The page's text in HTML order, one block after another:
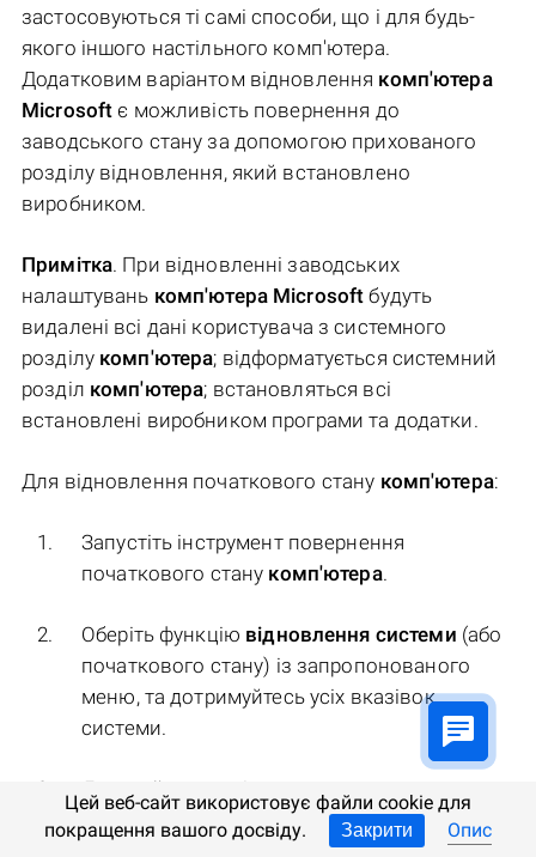
застосовуються ті самі способи, що і для будь-
якого іншого настільного комп'ютера.
Додатковим варіантом відновлення комп'ютера
Microsoft є можливість повернення до
заводського стану за допомогою прихованого
розділу відновлення, який встановлено
виробником.
Примітка. При відновленні заводських
налаштувань комп'ютера Microsoft будуть
видалені всі дані користувача з системного
розділу комп'ютера; відформатується системний
розділ комп'ютера; встановляться всі
встановлені виробником програми та додатки.
Для відновлення початкового стану комп'ютера:
Запустіть інструмент повернення
початкового стану комп'ютера.
Оберіть функцію відновлення системи (або
початкового стану) із запропонованого
меню, та дотримуйтесь усіх вказівок
системи.
Дочекайтеся закінчення процесу та
перезавантажте комп'ютер.
Цей веб-сайт використовує файли cookie для
покращення вашого досвіду.
Закрити Опис